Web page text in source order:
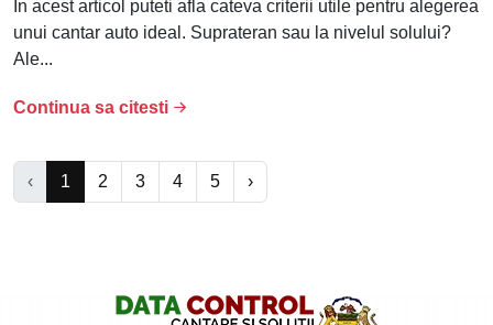
In acest articol puteti afla cateva criterii utile pentru alegerea
unui cantar auto ideal. Suprateran sau la nivelul solului?
Ale...
Continua sa citesti
‹ 1 2 3 4 5 ›